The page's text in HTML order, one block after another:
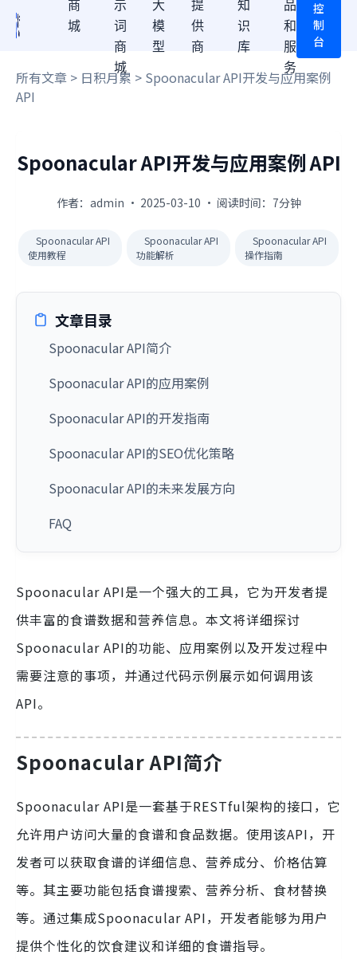
商
城
示
词
商
城
大
模
型
提
供
商
知
识
库
品
和
服
务
控
制
台
所有文章 > 日积月累 > Spoonacular API开发与应用案例
API
Spoonacular API开发与应用案例 API
作者：admin · 2025-03-10 · 阅读时间：7分钟
Spoonacular API
使用教程
Spoonacular API
功能解析
Spoonacular API
操作指南
文章目录
Spoonacular API简介
Spoonacular API的应用案例
Spoonacular API的开发指南
Spoonacular API的SEO优化策略
Spoonacular API的未来发展方向
FAQ
Spoonacular API是一个强大的工具，它为开发者提
供丰富的食谱数据和营养信息。本文将详细探讨
Spoonacular API的功能、应用案例以及开发过程中
需要注意的事项，并通过代码示例展示如何调用该
API。
Spoonacular API简介
Spoonacular API是一套基于RESTful架构的接口，它
允许用户访问大量的食谱和食品数据。使用该API，开
发者可以获取食谱的详细信息、营养成分、价格估算
等。其主要功能包括食谱搜索、营养分析、食材替换
等。通过集成Spoonacular API，开发者能够为用户
提供个性化的饮食建议和详细的食谱指导。